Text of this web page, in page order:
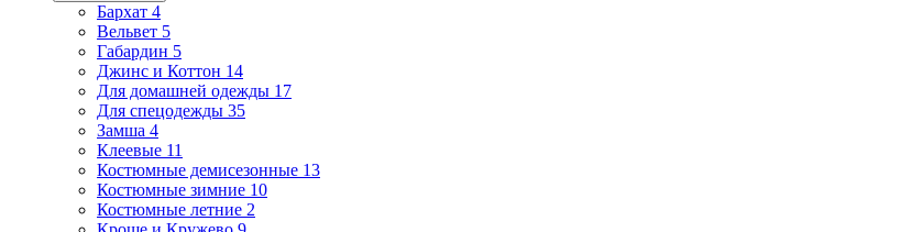
Бархат 4
Вельвет 5
Габардин 5
Джинс и Коттон 14
Для домашней одежды 17
Для спецодежды 35
Замша 4
Клеевые 11
Костюмные демисезонные 13
Костюмные зимние 10
Костюмные летние 2